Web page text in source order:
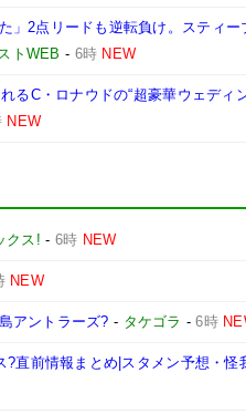
」2点リードも逆転負け。スティ
トWEB - 6時 NEW
るC・ロナウドの“超豪華ウェデ
NEW
クス! - 6時 NEW
NEW
アントラーズ? - タケゴラ -6時
直前情報まとめ|スタメン予想・